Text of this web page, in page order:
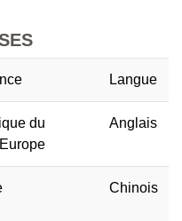
Langue
du
Anglais
Chinois